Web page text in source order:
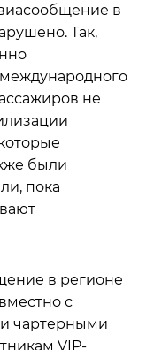
в
Так,
не
были
пока
в регионе
с
чартерными
VIP-